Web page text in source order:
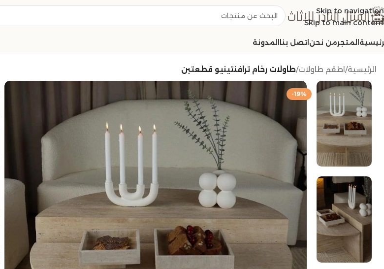
Skip to navigation
Skip to main content
المتجرمن نحن اتصل بنا المدونة
الرئيسية/ اطقم طاولات/طاولات رخام ترافنتينيو قطعتين
-19%